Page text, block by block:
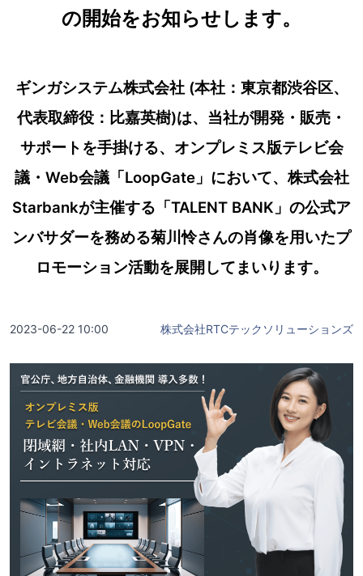
の開始をお知らせします。
ギンガシステム株式会社 (本社：東京都渋谷区、
代表取締役：比嘉英樹)は、当社が開発・販売・
サポートを手掛ける、オンプレミス版テレビ会
議・Web会議「LoopGate」において、株式会社
Starbankが主催する「TALENT BANK」の公式ア
ンバサダーを務める菊川怜さんの肖像を用いたプ
ロモーション活動を展開してまいります。
2023-06-22 10:00 株式会社RTCテックソリューションズ